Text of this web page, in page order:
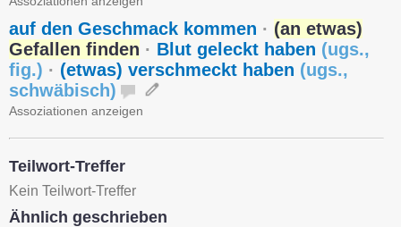
auf den Geschmack kommen · (an etwas)
Gefallen finden · Blut geleckt haben (ugs.,
fig.) · (etwas) verschmeckt haben (ugs.,
schwäbisch)
Assoziationen anzeigen
Teilwort-Treffer
Kein Teilwort-Treffer
Ähnlich geschrieben